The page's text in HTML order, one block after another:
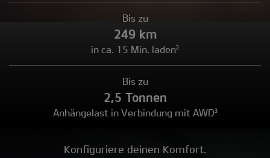
Bis zu
249 km
in ca. 15 Min. laden²
Bis zu
2,5 Tonnen
Anhängelast in Verbindung mit AWD³
Konfiguriere deinen Komfort.